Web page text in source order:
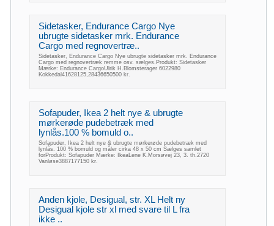
Sidetasker, Endurance Cargo Nye
ubrugte sidetasker mrk. Endurance
Cargo med regnovertræ..
Sidetasker, Endurance Cargo Nye ubrugte sidetasker mrk. Endurance
Cargo med regnovertræk remme osv. sælges.Produkt: Sidetasker
Mærke: Endurance CargoUlrik H.Blomsterager 6022980
Kokkedal41628125,28436650500 kr.
Sofapuder, Ikea 2 helt nye & ubrugte
mørkerøde pudebetræk med
lynlås.100 % bomuld o..
Sofapuder, Ikea 2 helt nye & ubrugte mørkerøde pudebetræk med
lynlås. 100 % bomuld og måler cirka 48 x 50 cm Sælges samlet
forProdukt: Sofapuder Mærke: IkeaLene K.Morsøvej 23, 3. th.2720
Vanløse3887177150 kr.
Anden kjole, Desigual, str. XL Helt ny
Desigual kjole str xl med svare til L fra
ikke ..